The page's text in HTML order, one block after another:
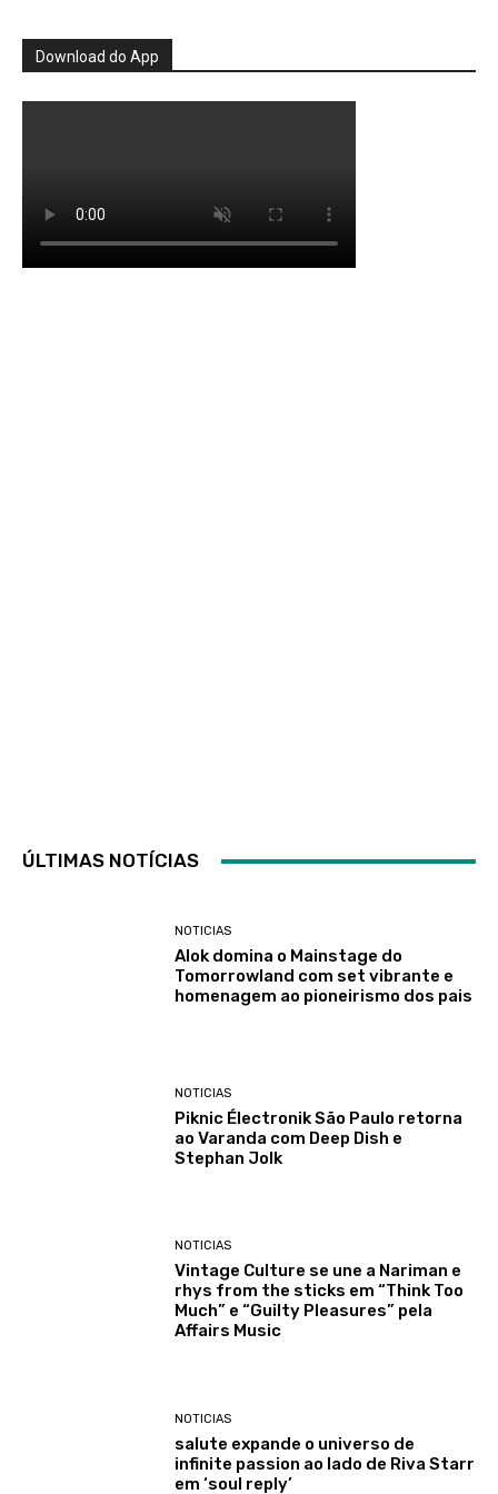
Download do App
ÚLTIMAS NOTÍCIAS
NOTICIAS
Alok domina o Mainstage do
Tomorrowland com set vibrante e
homenagem ao pioneirismo dos pais
NOTICIAS
Piknic Électronik São Paulo retorna
ao Varanda com Deep Dish e
Stephan Jolk
NOTICIAS
Vintage Culture se une a Nariman e
rhys from the sticks em “Think Too
Much” e “Guilty Pleasures” pela
Affairs Music
NOTICIAS
salute expande o universo de
infinite passion ao lado de Riva Starr
em ‘soul reply’